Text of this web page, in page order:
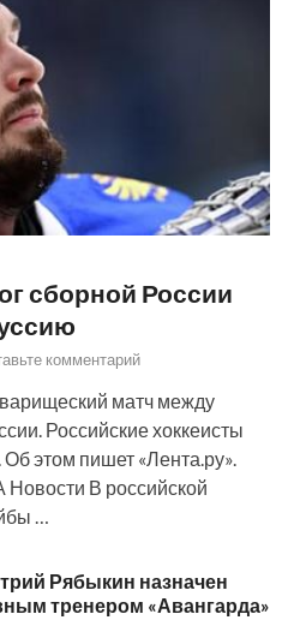
сборной России
комментарий
матч между
Российские хоккеисты
этом пишет «Лента.ру».
В российской
…
Рябыкин назначен
тренером «Авангарда»